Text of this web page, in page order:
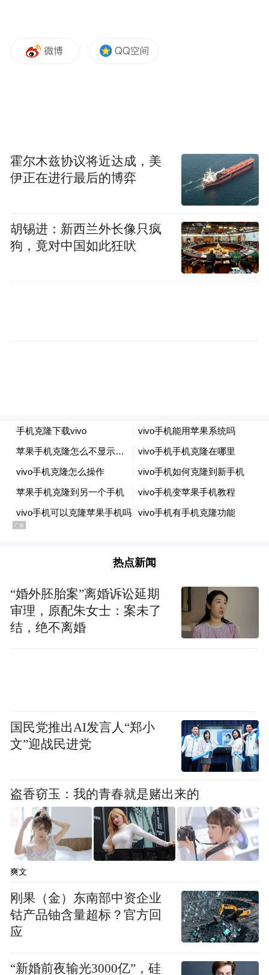
霍尔木兹协议将近达成，美
伊正在进行最后的博弈
胡锡进：新西兰外长像只疯
狗，竟对中国如此狂吠
热点新闻
“婚外胚胎案”离婚诉讼延期
审理，原配朱女士：案未了
结，绝不离婚
国民党推出AI发言人“郑小
文”迎战民进党
盗香窃玉：我的青春就是赌出来的
爽文
刚果（金）东南部中资企业
钴产品铀含量超标？官方回
应
“新婚前夜输光3000亿”，硅